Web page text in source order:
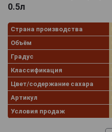
0.5л
Страна производства
Объём
Градус
Классификация
Цвет/содержание сахара
Артикул
Условия продаж